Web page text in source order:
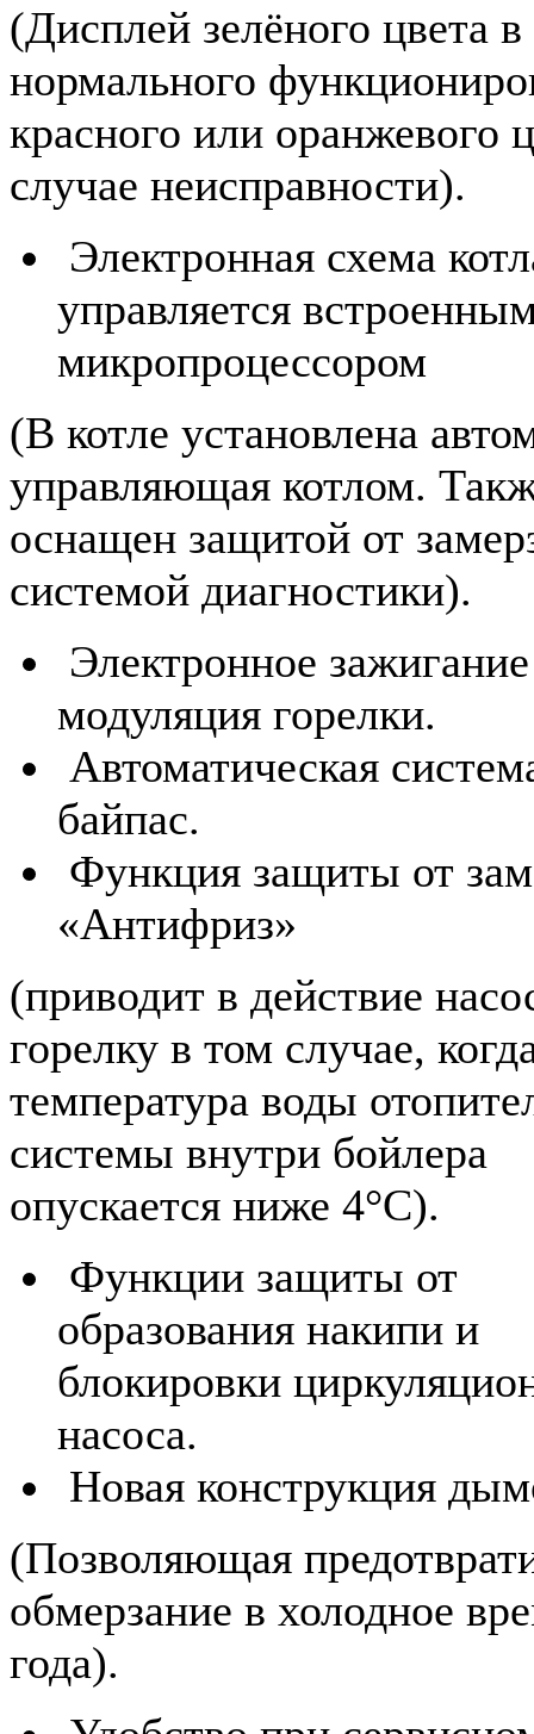
(Дисплей зелёного цвета в
нормального
красного или оранжевого
случае неисправности).
Электронная схема
управляется
микропроцессором
(В котле установлена
управляющая котлом.
оснащен защитой от
системой диагностики).
Электронное
модуляция горелки.
Автоматическая
байпас.
Функция защиты от
«Антифриз»
(приводит в действие
горелку в том случае,
температура воды
системы внутри бойлера
опускается ниже 4°C).
Функции защиты от
образования накипи и
блокировки
насоса.
Новая конструкция
(Позволяющая
обмерзание в холодное
года).